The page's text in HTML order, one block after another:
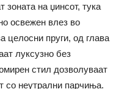
зоната на џинсот, тука
освежен влез во
целосни пруги, од глава
луксузно без
стил дозволуваат
со неутрални парчиња.